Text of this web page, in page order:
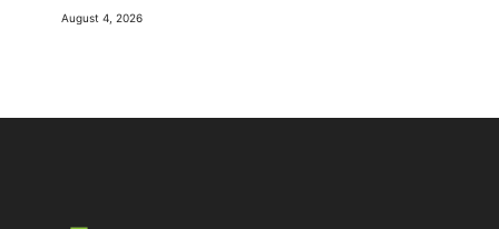
August 4, 2026